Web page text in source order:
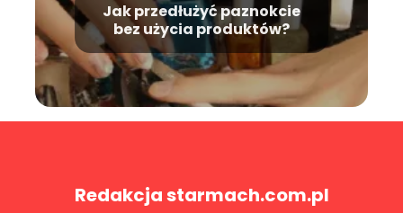
Jak przedłużyć paznokcie
bez użycia produktów?
Redakcja starmach.com.pl